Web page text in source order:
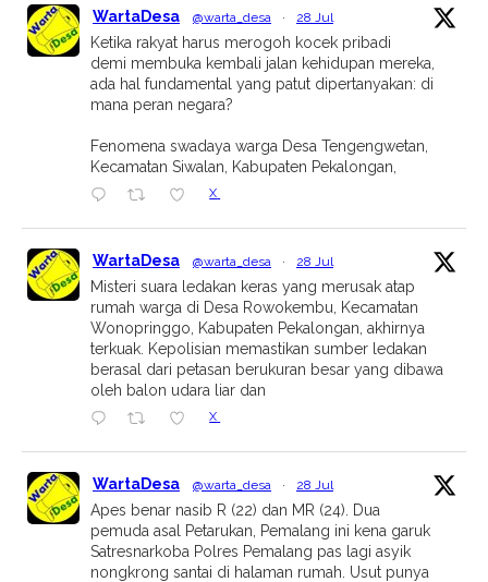
WartaDesa @warta_desa · 28 Jul
Ketika rakyat harus merogoh kocek pribadi
demi membuka kembali jalan kehidupan mereka,
ada hal fundamental yang patut dipertanyakan: di
mana peran negara?
Fenomena swadaya warga Desa Tengengwetan,
Kecamatan Siwalan, Kabupaten Pekalongan,
X
WartaDesa @warta_desa · 28 Jul
Misteri suara ledakan keras yang merusak atap
rumah warga di Desa Rowokembu, Kecamatan
Wonopringgo, Kabupaten Pekalongan, akhirnya
terkuak. Kepolisian memastikan sumber ledakan
berasal dari petasan berukuran besar yang dibawa
oleh balon udara liar dan
X
WartaDesa @warta_desa · 28 Jul
Apes benar nasib R (22) dan MR (24). Dua
pemuda asal Petarukan, Pemalang ini kena garuk
Satresnarkoba Polres Pemalang pas lagi asyik
nongkrong santai di halaman rumah. Usut punya